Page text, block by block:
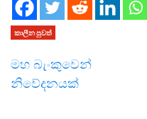
කාලීන පුවත්
මහ බැංකුවෙන්
නිවේදනයක්